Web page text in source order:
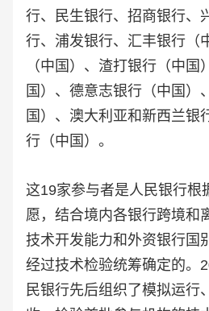
行、民生银行、招商银行、
行、浦发银行、汇丰银行（
（中国）、渣打银行（中国
国）、德意志银行（中国）
国）、澳大利亚和新西兰银
行（中国）。
这19家参与者是人民银行根
愿，结合境内各银行跨境和
技术开发能力和外资银行国
经过技术检验统筹确定的。
民银行先后组织了模拟运行